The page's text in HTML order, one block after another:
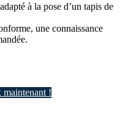
à la pose d’un tapis de
une connaissance
maintenant !